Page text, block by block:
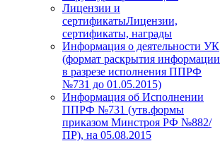
Лицензии и
сертификатыЛицензии,
сертификаты, награды
Информация о деятельности УК
(формат раскрытия информации
в разрезе исполнения ППРФ
№731 до 01.05.2015)
Информация об Исполнении
ППРФ №731 (утв.формы
приказом Минстроя РФ №882/
ПР), на 05.08.2015